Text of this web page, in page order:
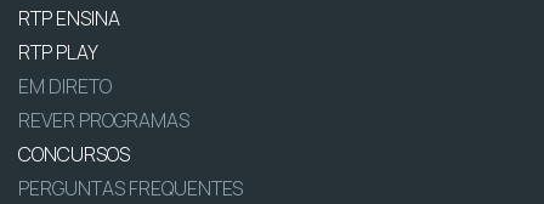
RTP ENSINA
RTP PLAY
EM DIRETO
REVER PROGRAMAS
CONCURSOS
PERGUNTAS FREQUENTES